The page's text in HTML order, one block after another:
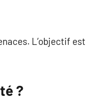
L’objectif est
?